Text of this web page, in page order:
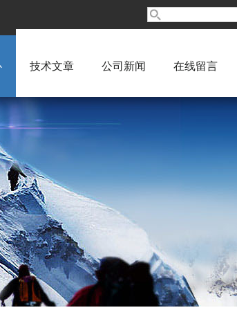
技术文章 公司新闻 在线留言